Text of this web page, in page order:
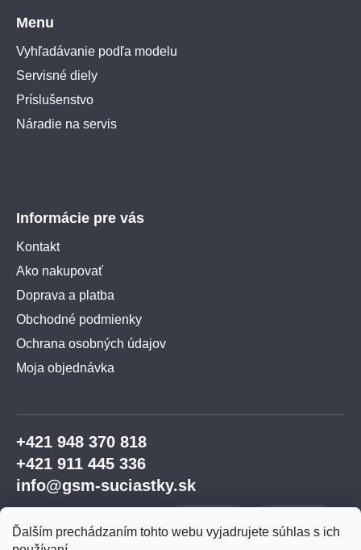
Ďalším prechádzaním tohto webu vyjadrujete súhlas s ich
Menu
Vyhľadávanie podľa modelu
Servisné diely
Príslušenstvo
Náradie na servis
Informácie pre vás
Kontakt
Ako nakupovať
Doprava a platba
Obchodné podmienky
Ochrana osobných údajov
Moja objednávka
+421 948 370 818
+421 911 445 336
info@gsm-suciastky.sk